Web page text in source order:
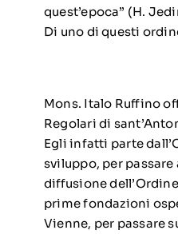
quest’epoca” (H.
Di uno di questi
Mons. Italo Ruffino
Regolari di
Egli infatti parte
sviluppo, per
diffusione
prime fondazioni
Vienne, per passare